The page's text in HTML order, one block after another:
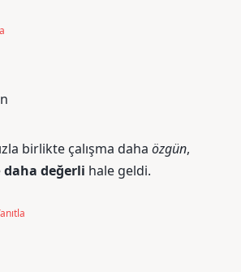
birlikte çalışma daha özgün,
daha değerli hale geldi.